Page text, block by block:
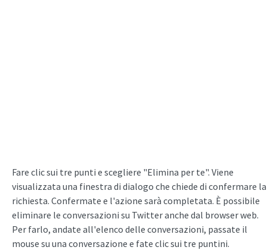
Fare clic sui tre punti e scegliere "Elimina per te". Viene
visualizzata una finestra di dialogo che chiede di confermare la
richiesta. Confermate e l'azione sarà completata. È possibile
eliminare le conversazioni su Twitter anche dal browser web.
Per farlo, andate all'elenco delle conversazioni, passate il
mouse su una conversazione e fate clic sui tre puntini.